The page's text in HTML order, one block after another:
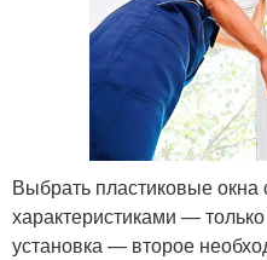
Выбрать пластиковые
характеристиками —
установка — второе